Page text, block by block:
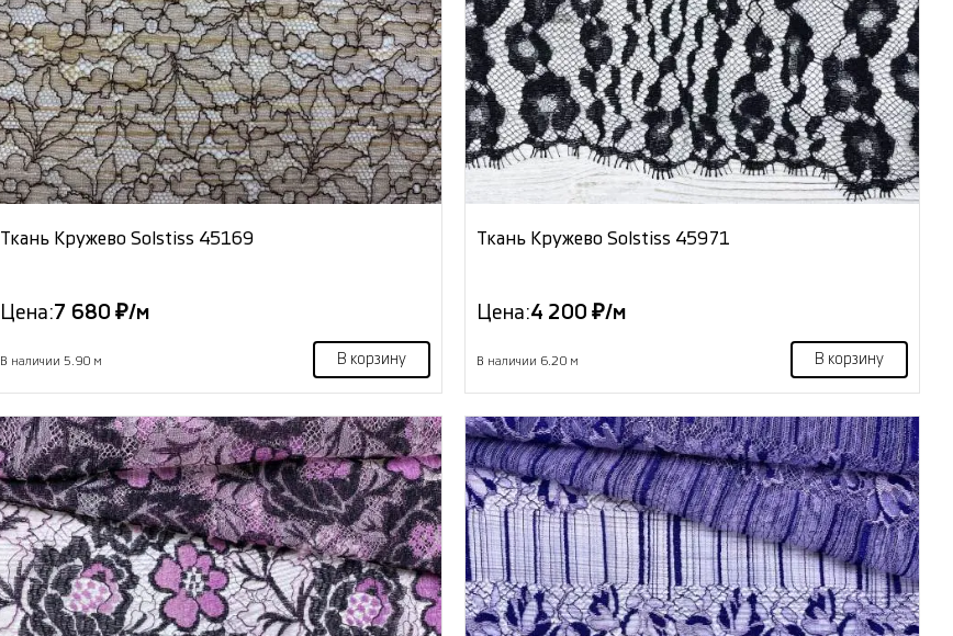
Ткань Кружево Solstiss 45169
Цена:7 680 ₽/м
В наличии 5.90 м В корзину
Ткань Кружево Solstiss 45971
Цена:4 200 ₽/м
В наличии 6.20 м В корзину